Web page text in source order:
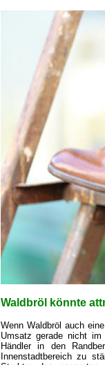
Waldbröl könnte
Wenn Waldbröl auch
Umsatz gerade nicht
Händler in den
Innenstadtbereich zu